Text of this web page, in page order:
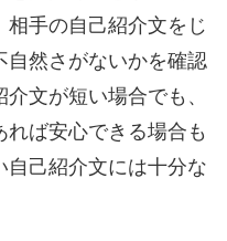
手の自己紹介文をじ
自然さがないかを確認
文が短い場合でも、
ば安心できる場合も
自己紹介文には十分な